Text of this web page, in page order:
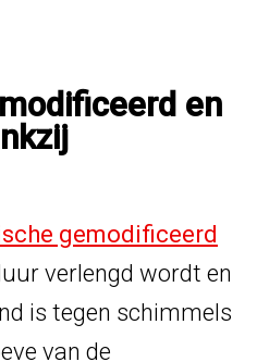
en
gemodificeerd
verlengd wordt en
is tegen schimmels
van de